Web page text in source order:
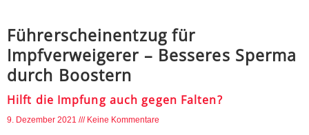
Führerscheinentzug für
Impfverweigerer – Besseres Sperma
durch Boostern
Hilft die Impfung auch gegen Falten?
9. Dezember 2021 Keine Kommentare